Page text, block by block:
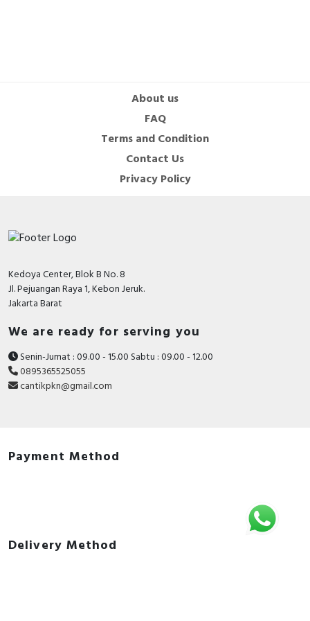
About us
FAQ
Terms and Condition
Contact Us
Privacy Policy
Kedoya Center, Blok B No. 8
Jl. Pejuangan Raya 1, Kebon Jeruk.
Jakarta Barat
We are ready for serving you
Senin-Jumat : 09.00 - 15.00 Sabtu : 09.00 - 12.00
0895365525055
cantikpkn@gmail.com
Payment Method
Delivery Method